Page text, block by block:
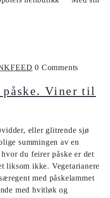
0 Comments
påske. Viner til
eller glitrende sjø
summingen av en
du feirer påske er det
liksom ikke. Vegetarianere
med påskelammet
med hvitløk og